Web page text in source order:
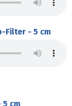
Filter - 5 cm
5 cm